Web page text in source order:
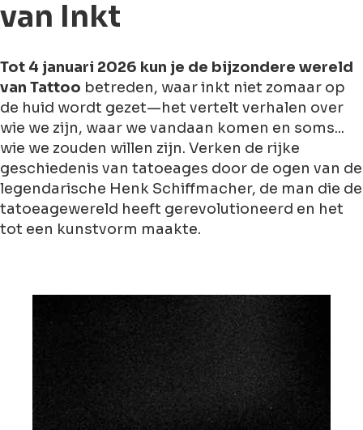
van Inkt
Tot 4 januari 2026 kun je de bijzondere wereld
van Tattoo betreden, waar inkt niet zomaar op
de huid wordt gezet—het vertelt verhalen over
wie we zijn, waar we vandaan komen en soms...
wie we zouden willen zijn. Verken de rijke
geschiedenis van tatoeages door de ogen van de
legendarische Henk Schiffmacher, de man die de
tatoeagewereld heeft gerevolutioneerd en het
tot een kunstvorm maakte.